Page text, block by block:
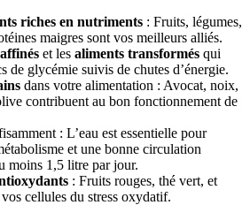
riches en nutriments : Fruits, légumes,
maigres sont vos meilleurs alliés.
et les aliments transformés qui
de glycémie suivis de chutes d’énergie.
dans votre alimentation : Avocat, noix,
contribuent au bon fonctionnement de
: L’eau est essentielle pour
et une bonne circulation
moins 1,5 litre par jour.
: Fruits rouges, thé vert, et
cellules du stress oxydatif.